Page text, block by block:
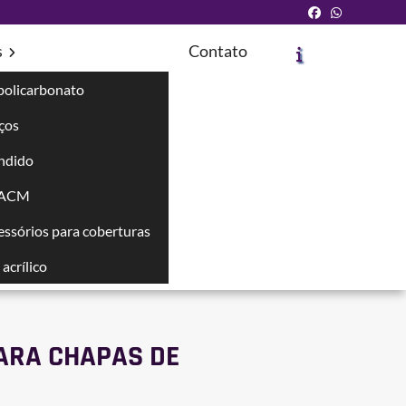
para coberturas
acrílico
Contato
CHAPAS DE